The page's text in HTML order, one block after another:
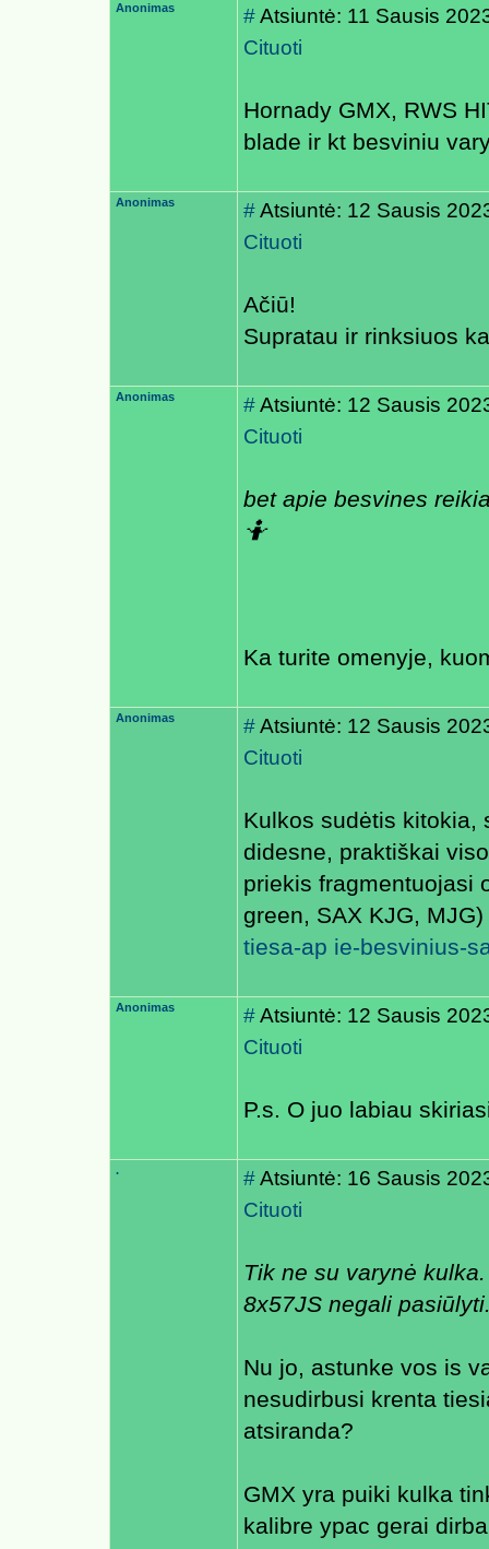
Anonimas #Atsiuntė: 11 Sausis
Cituoti
Hornady GMX, RWS
blade ir kt besviniu
Anonimas #Atsiuntė: 12 Sausis
Cituoti
Ačiū!
Supratau ir rinksiuos
Anonimas #Atsiuntė: 12 Sausis
Cituoti
bet apie besvines
🤷
Ka turite omenyje,
Anonimas #Atsiuntė: 12 Sausis
Cituoti
Kulkos sudėtis kitokia,
didesne, praktiškai
priekis fragmentuojasi
green, SAX KJG, MJG)
tiesa-ap ie-besvinius-
Anonimas #Atsiuntė: 12 Sausis
Cituoti
P.s. O juo labiau
. #Atsiuntė: 16 Sausis
Cituoti
Tik ne su varynė
8x57JS negali
Nu jo, astunke vos is
nesudirbusi krenta
atsiranda?
GMX yra puiki kulka
kalibre ypac gerai